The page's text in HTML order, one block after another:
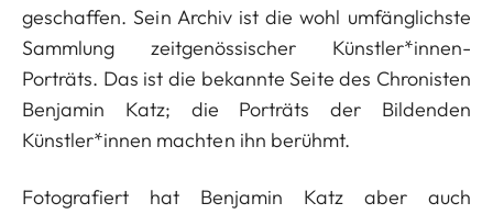
geschaffen. Sein Archiv ist die wohl umfänglichste
Sammlung zeitgenössischer Künstler*innen-
Porträts. Das ist die bekannte Seite des Chronisten
Benjamin Katz; die Porträts der Bildenden
Künstler*innen machten ihn berühmt.
Fotografiert hat Benjamin Katz aber auch